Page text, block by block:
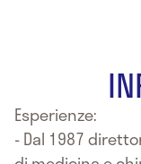
Esperienze:
- Dal 1987